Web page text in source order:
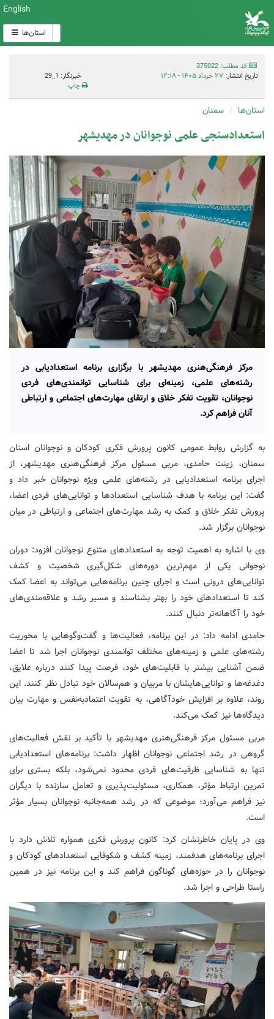
English
استان‌ها
کد مطلب: 375022
تاریخ انتشار: ۲۷ خرداد ۱۴۰۵ - ۱۲:۱۸
خبرنگار: 1_29
چاپ
استان‌ها سمنان
استعدادسنجی علمی نوجوانان در مهدیشهر
مرکز فرهنگی‌هنری مهدیشهر با برگزاری برنامه استعدادیابی در
رشته‌های علمی، زمینه‌ای برای شناسایی توانمندی‌های فردی
نوجوانان، تقویت تفکر خلاق و ارتقای مهارت‌های اجتماعی و ارتباطی
آنان فراهم کرد.
به گزارش روابط عمومی کانون پرورش فکری کودکان و نوجوانان استان
سمنان، زینت حامدی، مربی مسئول مرکز فرهنگی‌هنری مهدیشهر، از
اجرای برنامه استعدادیابی در رشته‌های علمی ویژه نوجوانان خبر داد و
گفت: این برنامه با هدف شناسایی استعدادها و توانایی‌های فردی اعضا،
پرورش تفکر خلاق و کمک به رشد مهارت‌های اجتماعی و ارتباطی در میان
نوجوانان برگزار شد.
وی با اشاره به اهمیت توجه به استعدادهای متنوع نوجوانان افزود: دوران
نوجوانی یکی از مهم‌ترین دوره‌های شکل‌گیری شخصیت و کشف
توانایی‌های درونی است و اجرای چنین برنامه‌هایی می‌تواند به اعضا کمک
کند تا استعدادهای خود را بهتر بشناسند و مسیر رشد و علاقه‌مندی‌های
خود را آگاهانه‌تر دنبال کنند.
حامدی ادامه داد: در این برنامه، فعالیت‌ها و گفت‌وگوهایی با محوریت
رشته‌های علمی و زمینه‌های مختلف توانمندی نوجوانان اجرا شد تا اعضا
ضمن آشنایی بیشتر با قابلیت‌های خود، فرصت پیدا کنند درباره علایق،
دغدغه‌ها و توانایی‌هایشان با مربیان و هم‌سالان خود تبادل نظر کنند. این
روند، علاوه بر افزایش خودآگاهی، به تقویت اعتمادبه‌نفس و مهارت بیان
دیدگاه‌ها نیز کمک می‌کند.
مربی مسئول مرکز فرهنگی‌هنری مهدیشهر با تأکید بر نقش فعالیت‌های
گروهی در رشد اجتماعی نوجوانان اظهار داشت: برنامه‌های استعدادیابی
تنها به شناسایی ظرفیت‌های فردی محدود نمی‌شود، بلکه بستری برای
تمرین ارتباط مؤثر، همکاری، مسئولیت‌پذیری و تعامل سازنده با دیگران
نیز فراهم می‌آورد؛ موضوعی که در رشد همه‌جانبه نوجوانان بسیار مؤثر
است.
وی در پایان خاطرنشان کرد: کانون پرورش فکری همواره تلاش دارد با
اجرای برنامه‌های هدفمند، زمینه کشف و شکوفایی استعدادهای کودکان و
نوجوانان را در حوزه‌های گوناگون فراهم کند و این برنامه نیز در همین
راستا طراحی و اجرا شد.